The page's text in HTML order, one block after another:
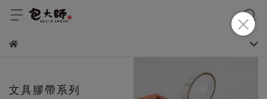
文具膠帶系列